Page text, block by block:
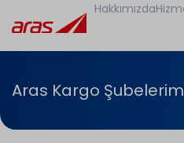
Hakkımızda
Aras Kargo